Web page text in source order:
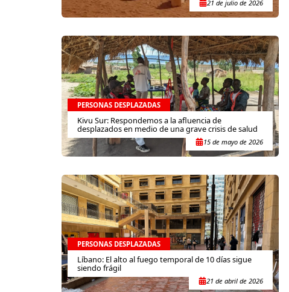
21 de julio de 2026
PERSONAS DESPLAZADAS
Kivu Sur: Respondemos a la afluencia de
desplazados en medio de una grave crisis de salud
15 de mayo de 2026
PERSONAS DESPLAZADAS
Líbano: El alto al fuego temporal de 10 días sigue
siendo frágil
21 de abril de 2026